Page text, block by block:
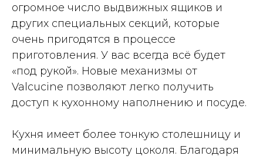
огромное число выдвижных ящиков и
других специальных секций, которые
очень пригодятся в процессе
приготовления. У вас всегда всё будет
«под рукой». Новые механизмы от
Valcucine позволяют легко получить
доступ к кухонному наполнению и посуде.
Кухня имеет более тонкую столешницу и
минимальную высоту цоколя. Благодаря